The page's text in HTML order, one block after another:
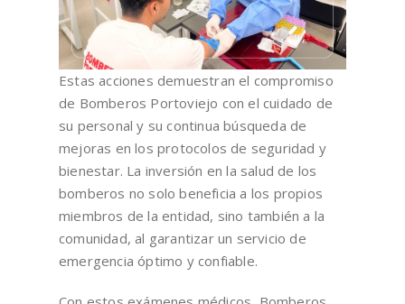
Estas acciones demuestran el compromiso
de Bomberos Portoviejo con el cuidado de
su personal y su continua búsqueda de
mejoras en los protocolos de seguridad y
bienestar. La inversión en la salud de los
bomberos no solo beneficia a los propios
miembros de la entidad, sino también a la
comunidad, al garantizar un servicio de
emergencia óptimo y confiable.